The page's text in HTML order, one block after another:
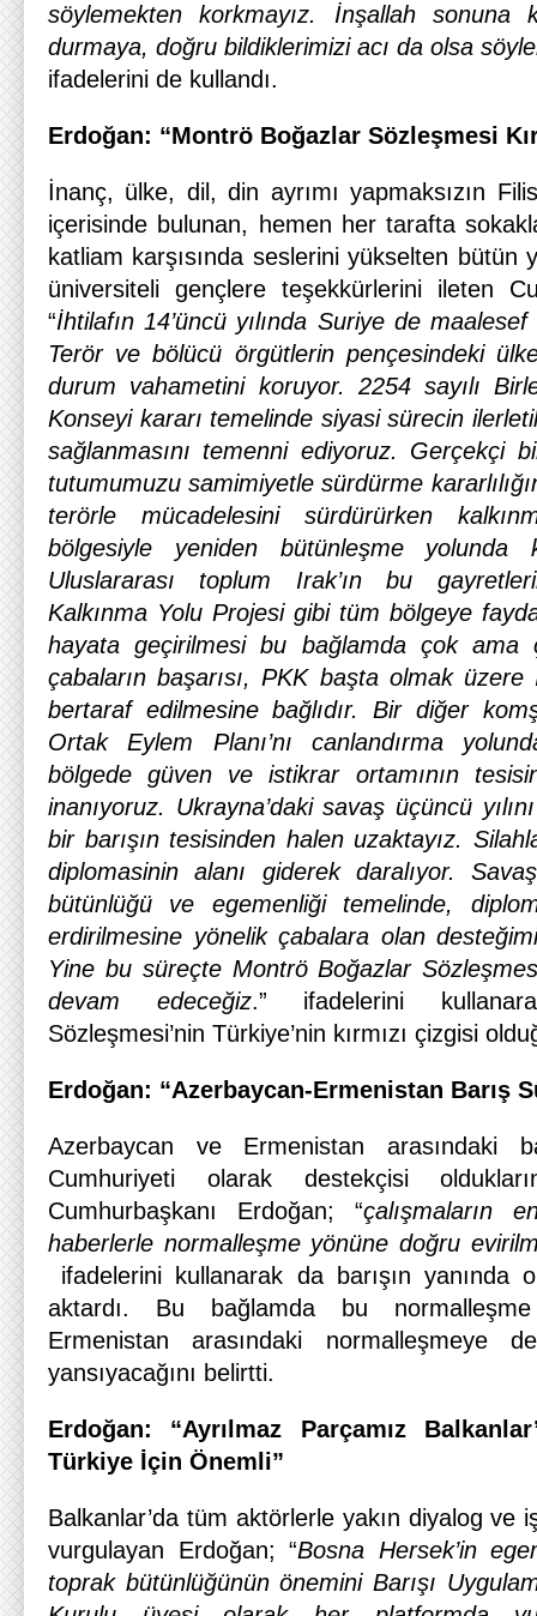
söylemekten korkmayız. İnşallah sonuna
durmaya, doğru bildiklerimizi acı da olsa
ifadelerini de kullandı.
Erdoğan: “Montrö Boğazlar Sözleşmesi
İnanç, ülke, dil, din ayrımı yapmaksızın
içerisinde bulunan, hemen her tarafta
katliam karşısında seslerini yükselten bütün
üniversiteli gençlere teşekkürlerini ileten
“İhtilafın 14’üncü yılında Suriye de
Terör ve bölücü örgütlerin pençesindeki
durum vahametini koruyor. 2254 sayılı
Konseyi kararı temelinde siyasi sürecin
sağlanmasını temenni ediyoruz. Gerçekçi
tutumumuzu samimiyetle sürdürme
terörle mücadelesini sürdürürken
bölgesiyle yeniden bütünleşme yolunda
Uluslararası toplum Irak’ın bu
Kalkınma Yolu Projesi gibi tüm bölgeye
hayata geçirilmesi bu bağlamda çok ama
çabaların başarısı, PKK başta olmak
bertaraf edilmesine bağlıdır. Bir diğer
Ortak Eylem Planı’nı canlandırma
bölgede güven ve istikrar ortamının
inanıyoruz. Ukrayna’daki savaş üçüncü
bir barışın tesisinden halen uzaktayız.
diplomasinin alanı giderek daralıyor.
bütünlüğü ve egemenliği temelinde,
erdirilmesine yönelik çabalara olan
Yine bu süreçte Montrö Boğazlar
devam edeceğiz.” ifadelerini
Sözleşmesi’nin Türkiye’nin kırmızı çizgisi
Erdoğan: “Azerbaycan-Ermenistan Barış
Azerbaycan ve Ermenistan arasındaki
Cumhuriyeti olarak destekçisi
Cumhurbaşkanı Erdoğan; “çalışmaların
haberlerle normalleşme yönüne doğru
ifadelerini kullanarak da barışın yanında
aktardı. Bu bağlamda bu normalleşme
Ermenistan arasındaki normalleşmeye
yansıyacağını belirtti.
Erdoğan: “Ayrılmaz Parçamız
Türkiye İçin Önemli”
Balkanlar’da tüm aktörlerle yakın diyalog ve
vurgulayan Erdoğan; “Bosna Hersek’in
toprak bütünlüğünün önemini Barışı